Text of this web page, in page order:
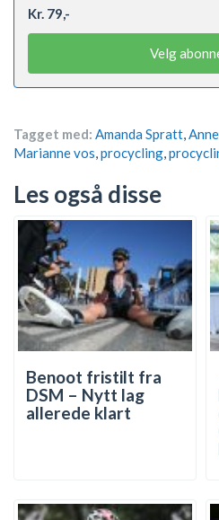
Kr. 79,-
Velg
Tagget med: Amanda Spratt,
Marianne vos,procycling,
Les også disse
Benoot fristilt fra
DSM – Nytt lag
allerede klart